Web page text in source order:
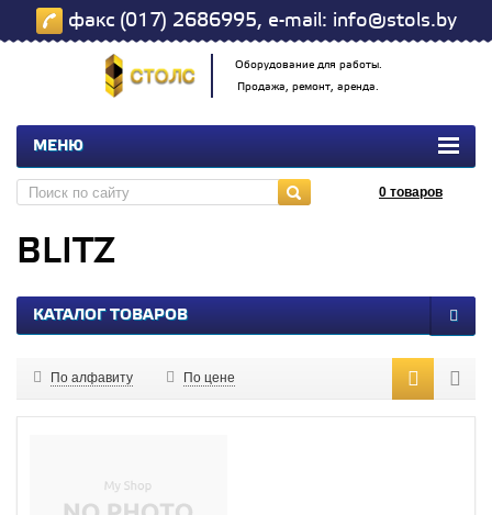
факс (017) 2686995, e-mail: info@stols.by
Оборудование для работы.
Продажа, ремонт, аренда.
МЕНЮ
0 товаров
BLITZ
КАТАЛОГ ТОВАРОВ
По алфавиту По цене